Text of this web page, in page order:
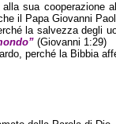
alla sua cooperazione
il Papa Giovanni
la salvezza degli
(Giovanni 1:29)
perché la Bibbia